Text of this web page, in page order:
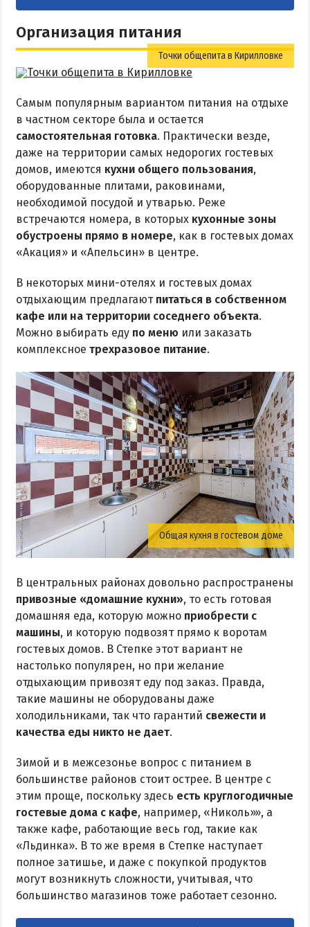
Организация питания
Точки общепита в Кирилловке
Самым популярным вариантом питания на отдыхе
в частном секторе была и остается
самостоятельная готовка. Практически везде,
даже на территории самых недорогих гостевых
домов, имеются кухни общего пользования,
оборудованные плитами, раковинами,
необходимой посудой и утварью. Реже
встречаются номера, в которых кухонные зоны
обустроены прямо в номере, как в гостевых домах
«Акация» и «Апельсин» в центре.
В некоторых мини-отелях и гостевых домах
отдыхающим предлагают питаться в собственном
кафе или на территории соседнего объекта.
Можно выбирать еду по меню или заказать
комплексное трехразовое питание.
Общая кухня в гостевом доме
В центральных районах довольно распространены
привозные «домашние кухни», то есть готовая
домашняя еда, которую можно приобрести с
машины, и которую подвозят прямо к воротам
гостевых домов. В Степке этот вариант не
настолько популярен, но при желание
отдыхающим привозят еду под заказ. Правда,
такие машины не оборудованы даже
холодильниками, так что гарантий свежести и
качества еды никто не дает.
Зимой и в межсезонье вопрос с питанием в
большинстве районов стоит острее. В центре с
этим проще, поскольку здесь есть круглогодичные
гостевые дома с кафе, например, «Николь»», а
также кафе, работающие весь год, такие как
«Льдинка». В то же время в Степке наступает
полное затишье, и даже с покупкой продуктов
могут возникнуть сложности, учитывая, что
большинство магазинов тоже работает сезонно.